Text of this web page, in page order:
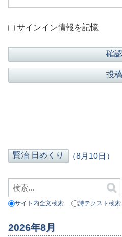
サインイン情報を記憶
（8月10日）
サイト内全文検索 詩テクスト検索
2026年8月